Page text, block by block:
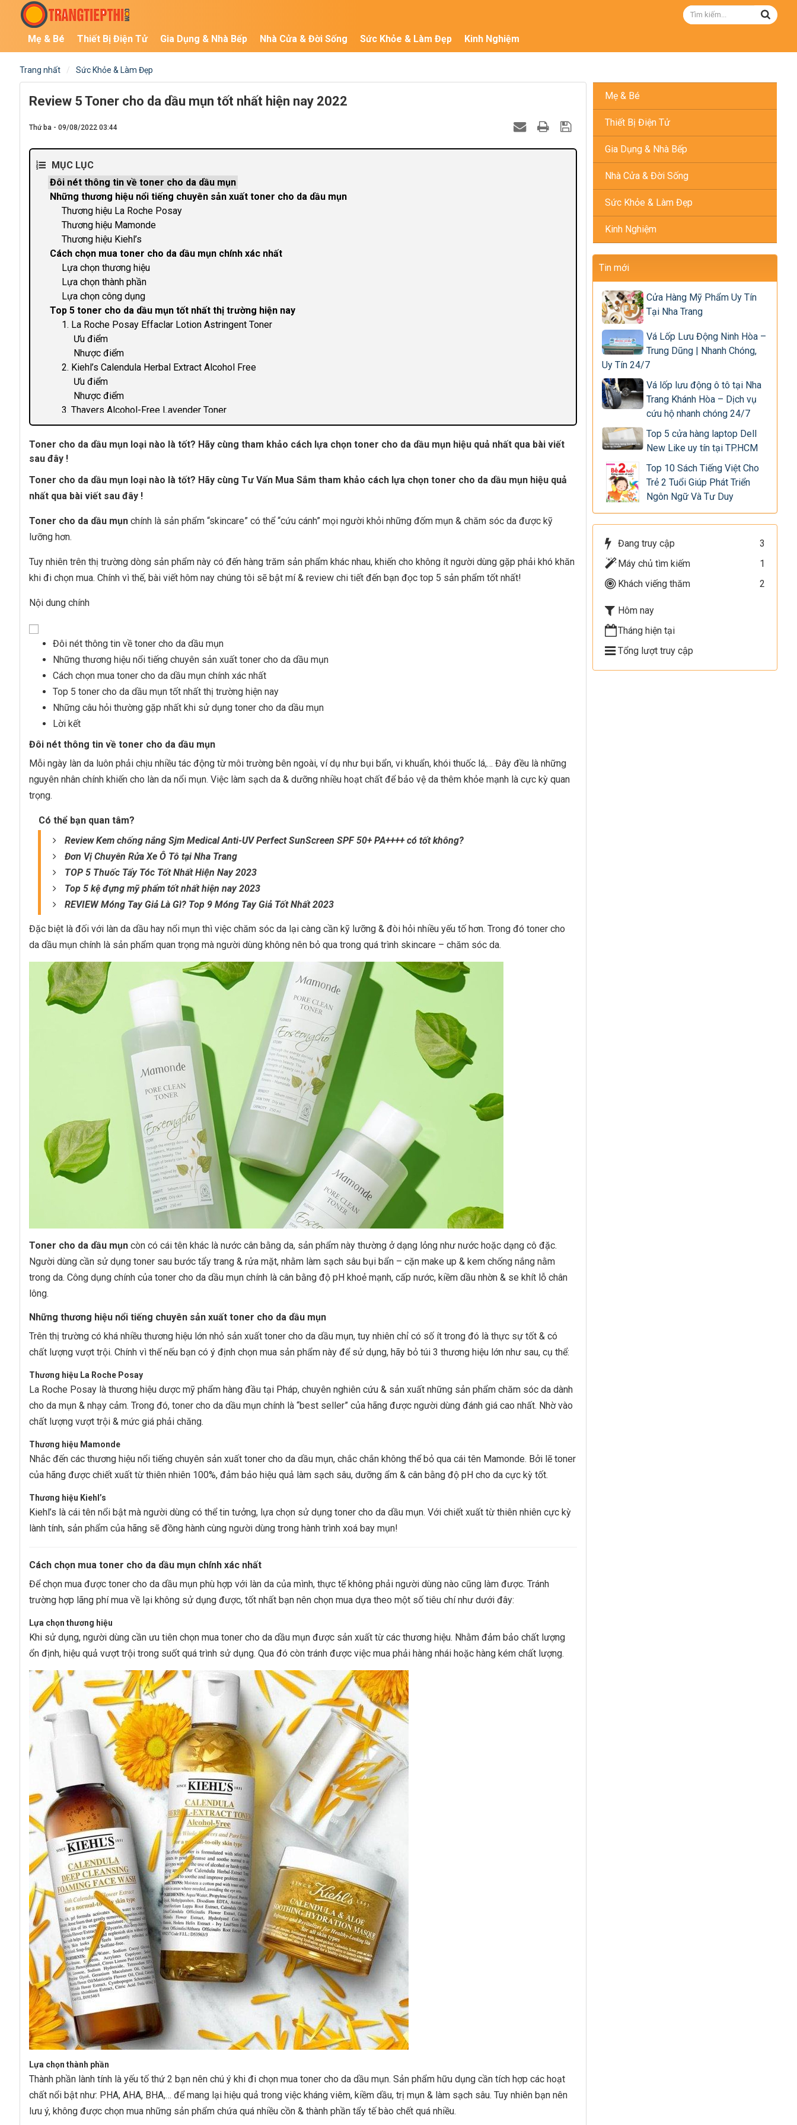
Mẹ & Bé Thiết Bị Điện Tử Gia Dụng & Nhà Bếp Nhà Cửa & Đời Sống Sức Khỏe & Làm Đẹp Kinh Nghiệm
Trang nhất Sức Khỏe & Làm Đẹp
Review 5 Toner cho da dầu mụn tốt nhất hiện nay 2022
Thứ ba - 09/08/2022 03:44
MỤC LỤC
Đôi nét thông tin về toner cho da dầu mụn
Những thương hiệu nổi tiếng chuyên sản xuất toner cho da dầu mụn
Thương hiệu La Roche Posay
Thương hiệu Mamonde
Thương hiệu Kiehl’s
Cách chọn mua toner cho da dầu mụn chính xác nhất
Lựa chọn thương hiệu
Lựa chọn thành phần
Lựa chọn công dụng
Top 5 toner cho da dầu mụn tốt nhất thị trường hiện nay
1. La Roche Posay Effaclar Lotion Astringent Toner
Ưu điểm
Nhược điểm
2. Kiehl’s Calendula Herbal Extract Alcohol Free
Ưu điểm
Nhược điểm
3. Thayers Alcohol-Free Lavender Toner
Ưu điểm
Nhược điểm
4. Mamonde Pore Clean Toner
Nhược điểm
5. Lush Tea Tree Water
Nhược điểm
Những câu hỏi thường gặp nhất khi sử dụng toner cho da dầu mụn
Da dầu mụn có sử dụng được toner chứa cồn?
Nên mua toner cho da dầu mụn chính hãng ở đâu uy tín nhất?
Tham khảo thêm các sản phẩm:
Toner cho da dầu mụn loại nào là tốt? Hãy cùng tham khảo cách lựa chọn toner cho da dầu mụn hiệu quả nhất qua bài viết
sau đây !
Toner cho da dầu mụn loại nào là tốt? Hãy cùng Tư Vấn Mua Sắm tham khảo cách lựa chọn toner cho da dầu mụn hiệu quả
nhất qua bài viết sau đây !
Toner cho da dầu mụn chính là sản phẩm “skincare” có thể “cứu cánh” mọi người khỏi những đốm mụn & chăm sóc da được kỹ
lưỡng hơn.
Tuy nhiên trên thị trường dòng sản phẩm này có đến hàng trăm sản phẩm khác nhau, khiến cho không ít người dùng gặp phải khó khăn
khi đi chọn mua. Chính vì thế, bài viết hôm nay chúng tôi sẽ bật mí & review chi tiết đến bạn đọc top 5 sản phẩm tốt nhất!
Nội dung chính
Đôi nét thông tin về toner cho da dầu mụn
Những thương hiệu nổi tiếng chuyên sản xuất toner cho da dầu mụn
Cách chọn mua toner cho da dầu mụn chính xác nhất
Top 5 toner cho da dầu mụn tốt nhất thị trường hiện nay
Những câu hỏi thường gặp nhất khi sử dụng toner cho da dầu mụn
Lời kết
Đôi nét thông tin về toner cho da dầu mụn
Mỗi ngày làn da luôn phải chịu nhiều tác động từ môi trường bên ngoài, ví dụ như bụi bẩn, vi khuẩn, khói thuốc lá,… Đây đều là những
nguyên nhân chính khiến cho làn da nổi mụn. Việc làm sạch da & dưỡng nhiều hoạt chất để bảo vệ da thêm khỏe mạnh là cực kỳ quan
trọng.
Có thể bạn quan tâm?
Review Kem chống nắng Sjm Medical Anti-UV Perfect SunScreen SPF 50+ PA++++ có tốt không?
Đơn Vị Chuyên Rửa Xe Ô Tô tại Nha Trang
TOP 5 Thuốc Tẩy Tóc Tốt Nhất Hiện Nay 2023
Top 5 kệ đựng mỹ phẩm tốt nhất hiện nay 2023
REVIEW Móng Tay Giả Là Gì? Top 9 Móng Tay Giả Tốt Nhất 2023
Đặc biệt là đối với làn da dầu hay nổi mụn thì việc chăm sóc da lại càng cần kỹ lưỡng & đòi hỏi nhiều yếu tố hơn. Trong đó toner cho
da dầu mụn chính là sản phẩm quan trọng mà người dùng không nên bỏ qua trong quá trình skincare – chăm sóc da.
Toner cho da dầu mụn còn có cái tên khác là nước cân bằng da, sản phẩm này thường ở dạng lỏng như nước hoặc dạng cô đặc.
Người dùng cần sử dụng toner sau bước tẩy trang & rửa mặt, nhằm làm sạch sâu bụi bẩn – cặn make up & kem chống nắng nằm
trong da. Công dụng chính của toner cho da dầu mụn chính là cân bằng độ pH khoẻ mạnh, cấp nước, kiềm dầu nhờn & se khít lỗ chân
lông.
Những thương hiệu nổi tiếng chuyên sản xuất toner cho da dầu mụn
Trên thị trường có khá nhiều thương hiệu lớn nhỏ sản xuất toner cho da dầu mụn, tuy nhiên chỉ có số ít trong đó là thực sự tốt & có
chất lượng vượt trội. Chính vì thế nếu bạn có ý định chọn mua sản phẩm này để sử dụng, hãy bỏ túi 3 thương hiệu lớn như sau, cụ thể:
Thương hiệu La Roche Posay
La Roche Posay là thương hiệu dược mỹ phẩm hàng đầu tại Pháp, chuyên nghiên cứu & sản xuất những sản phẩm chăm sóc da dành
cho da mụn & nhạy cảm. Trong đó, toner cho da dầu mụn chính là “best seller” của hãng được người dùng đánh giá cao nhất. Nhờ vào
chất lượng vượt trội & mức giá phải chăng.
Thương hiệu Mamonde
Nhắc đến các thương hiệu nổi tiếng chuyên sản xuất toner cho da dầu mụn, chắc chắn không thể bỏ qua cái tên Mamonde. Bởi lẽ toner
của hãng được chiết xuất từ thiên nhiên 100%, đảm bảo hiệu quả làm sạch sâu, dưỡng ẩm & cân bằng độ pH cho da cực kỳ tốt.
Thương hiệu Kiehl’s
Kiehl’s là cái tên nổi bật mà người dùng có thể tin tưởng, lựa chọn sử dụng toner cho da dầu mụn. Với chiết xuất từ thiên nhiên cực kỳ
lành tính, sản phẩm của hãng sẽ đồng hành cùng người dùng trong hành trình xoá bay mụn!
Cách chọn mua toner cho da dầu mụn chính xác nhất
Để chọn mua được toner cho da dầu mụn phù hợp với làn da của mình, thực tế không phải người dùng nào cũng làm được. Tránh
trường hợp lãng phí mua về lại không sử dụng được, tốt nhất bạn nên chọn mua dựa theo một số tiêu chí như dưới đây:
Lựa chọn thương hiệu
Khi sử dụng, người dùng cần ưu tiên chọn mua toner cho da dầu mụn được sản xuất từ các thương hiệu. Nhằm đảm bảo chất lượng
ổn định, hiệu quả vượt trội trong suốt quá trình sử dụng. Qua đó còn tránh được việc mua phải hàng nhái hoặc hàng kém chất lượng.
Lựa chọn thành phần
Thành phần lành tính là yếu tố thứ 2 bạn nên chú ý khi đi chọn mua toner cho da dầu mụn. Sản phẩm hữu dụng cần tích hợp các hoạt
chất nổi bật như: PHA, AHA, BHA,… để mang lại hiệu quả trong việc kháng viêm, kiềm dầu, trị mụn & làm sạch sâu. Tuy nhiên bạn nên
lưu ý, không được chọn mua những sản phẩm chứa quá nhiều cồn & thành phần tẩy tế bào chết quá nhiều.
Mẹ & Bé
Thiết Bị Điện Tử
Gia Dụng & Nhà Bếp
Nhà Cửa & Đời Sống
Sức Khỏe & Làm Đẹp
Kinh Nghiệm
Tin mới
Cửa Hàng Mỹ Phẩm Uy Tín
Tại Nha Trang
Vá Lốp Lưu Động Ninh Hòa –
Trung Dũng | Nhanh Chóng,
Uy Tín 24/7
Vá lốp lưu động ô tô tại Nha
Trang Khánh Hòa – Dịch vụ
cứu hộ nhanh chóng 24/7
Top 5 cửa hàng laptop Dell
New Like uy tín tại TP.HCM
Top 10 Sách Tiếng Việt Cho
Trẻ 2 Tuổi Giúp Phát Triển
Ngôn Ngữ Và Tư Duy
Đang truy cập
3
Máy chủ tìm kiếm
1
Khách viếng thăm
2
Hôm nay
Tháng hiện tại
Tổng lượt truy cập